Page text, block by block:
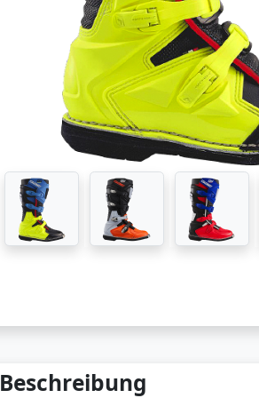
Beschreibung